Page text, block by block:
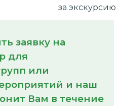
за экскурсию
заявку на
для
или
и наш
Вам в течение